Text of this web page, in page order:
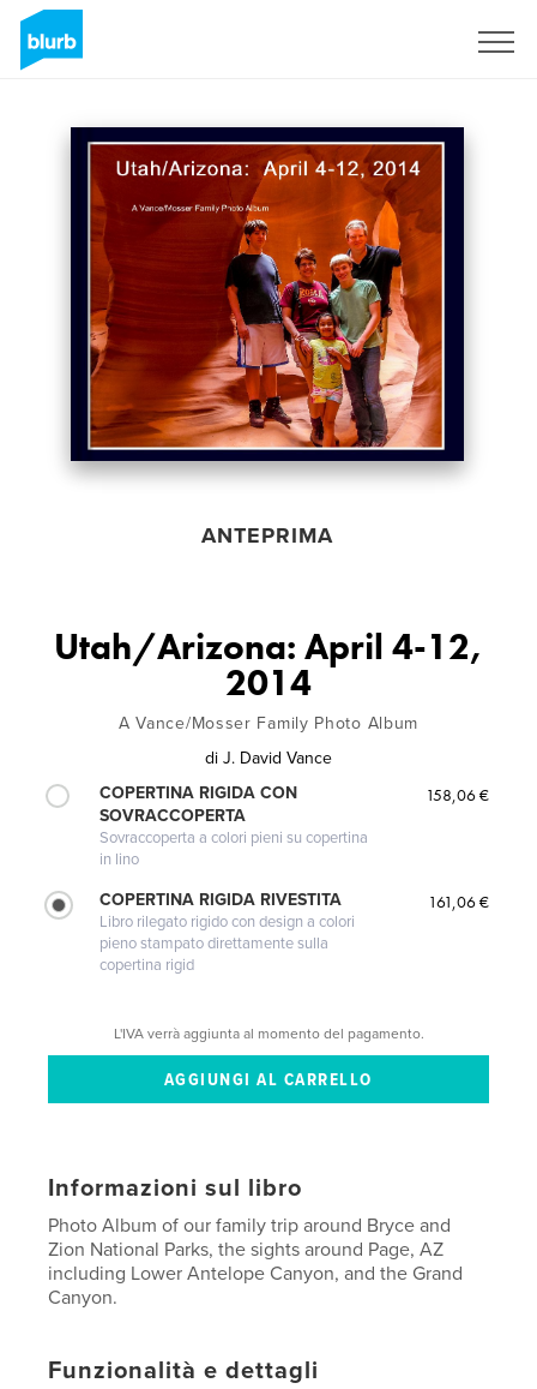
ANTEPRIMA
Utah/Arizona: April 4-12,
2014
A Vance/Mosser Family Photo Album
di J. David Vance
COPERTINA RIGIDA CON
SOVRACCOPERTA
Sovraccoperta a colori pieni su copertina
in lino
158,06 €
COPERTINA RIGIDA RIVESTITA
Libro rilegato rigido con design a colori
pieno stampato direttamente sulla
copertina rigid
161,06 €
L'IVA verrà aggiunta al momento del pagamento.
Informazioni sul libro
Photo Album of our family trip around Bryce and
Zion National Parks, the sights around Page, AZ
including Lower Antelope Canyon, and the Grand
Canyon.
Funzionalità e dettagli